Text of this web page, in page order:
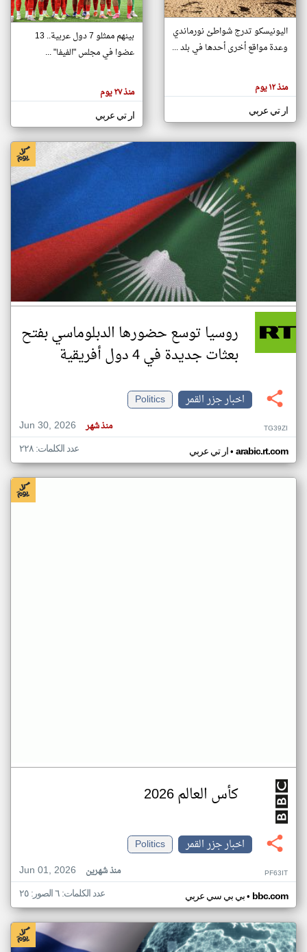
تغيير الدولة
اخبار جزر القمر على مدار الساعة
أهم اخبار جزر القمر العاجلة والمباشرة
هنا عن
وجهة
كاتبيها.
اليونيسكو تدرج شواطئ نورماندي
وعدة مواقع أخرى أحدها في بلد ...
منذ ١٢ يوم
ار تي عربي
بينهم ممثلو 7 دول عربية.. 13
عضوا في مجلس "الفيفا" ...
منذ ٢٧ يوم
ار تي عربي
روسيا توسع حضورها الدبلوماسي بفتح
بعثات جديدة في 4 دول أفريقية
اخبار جزر القمر
Politics
Jun 30, 2026
منذ شهر TG39ZI
ار تي عربي• arabic.rt.com عدد الكلمات: ٢٢٨
كأس العالم 2026
اخبار جزر القمر
Politics
Jun 01, 2026
منذ شهرين PF63IT
بي بي سي عربي• bbc.com عدد الكلمات: ٦ الصور: ٢٥
klyoum.com